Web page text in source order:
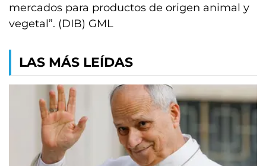
mercados para productos de origen animal y
vegetal”. (DIB) GML
LAS MÁS LEÍDAS